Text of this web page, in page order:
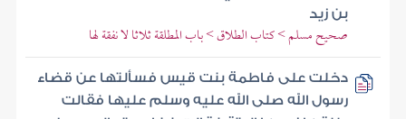
بن زيد
صحيح مسلم > كتاب الطلاق > باب المطلقة ثلاثا لا نفقة لها
دخلت على فاطمة بنت قيس فسألتها عن قضاء
رسول الله صلى الله عليه وسلم عليها فقالت